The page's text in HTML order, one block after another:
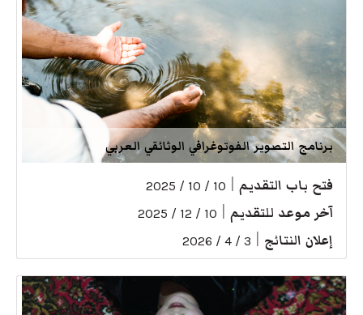
برنامج التصوير الفوتوغرافي الوثائقي العربي
فتح باب التقديم 10 / 10 / 2025
آخر موعد للتقديم 10 / 12 / 2025
إعلان النتائج 3 / 4 / 2026